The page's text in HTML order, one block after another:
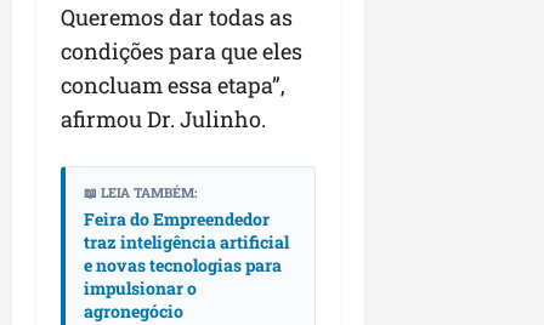
Queremos dar todas as
condições para que eles
concluam essa etapa”,
afirmou Dr. Julinho.
📖 LEIA TAMBÉM:
Feira do Empreendedor
traz inteligência artificial
e novas tecnologias para
impulsionar o
agronegócio